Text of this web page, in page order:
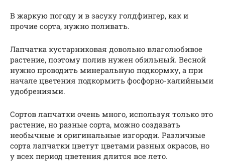
В жаркую погоду и в засуху голдфингер, как и
прочие сорта, нужно поливать.
Лапчатка кустарниковая довольно влаголюбивое
растение, поэтому полив нужен обильный. Весной
нужно проводить минеральную подкормку, а при
начале цветения подкормить фосфорно-калийными
удобрениями.
Сортов лапчатки очень много, используя только это
растение, но разные сорта, можно создавать
необычные и оригинальные изгороди. Различные
сорта лапчатки цветут цветами разных окрасов, но
у всех период цветения длится все лето.